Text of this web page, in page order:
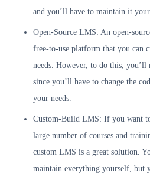
and you’ll have to maintain it
Open-Source LMS: An open-
free-to-use platform that you can
needs. However, to do this,
since you’ll have to change the
your needs.
Custom-Build LMS: If you want
large number of courses and
custom LMS is a great solution.
maintain everything yourself, but